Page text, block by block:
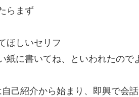
らまず
ほしいセリフ
紙に書いてね、といわれたので
己紹介から始まり、即興で会